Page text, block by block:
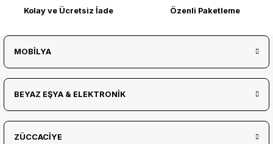
Kolay ve Ücretsiz İade Özenli Paketleme
MOBİLYA
BEYAZ EŞYA & ELEKTRONİK
ZÜCCACİYE